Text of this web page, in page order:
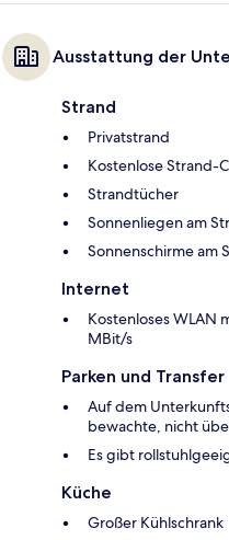
Ausstattung der
Strand
Privatstrand
Kostenlose Strand-
Strandtücher
Sonnenliegen am
Sonnenschirme am
Internet
Kostenloses WLAN
MBit/s
Parken und Transfer
Auf dem
bewachte, nicht
Es gibt
Küche
Großer Kühlschrank